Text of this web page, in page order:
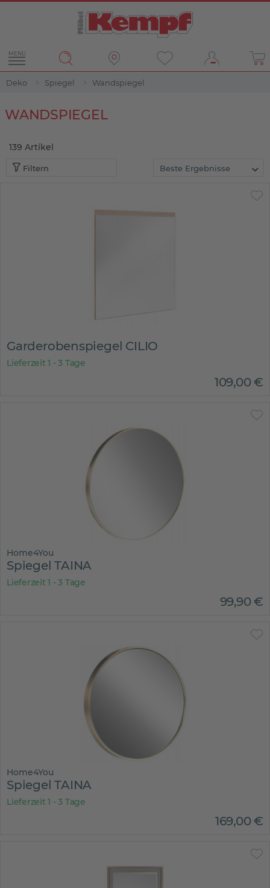
MENÜ
Deko Spiegel Wandspiegel
Filter
WANDSPIEGEL
139 Artikel
Filtern
Garderobenspiegel CILIO
Lieferzeit 1 - 3 Tage
109,00€
Home4You
Spiegel TAINA
Lieferzeit 1 - 3 Tage
99,90€
Home4You
Spiegel TAINA
Lieferzeit 1 - 3 Tage
169,00€